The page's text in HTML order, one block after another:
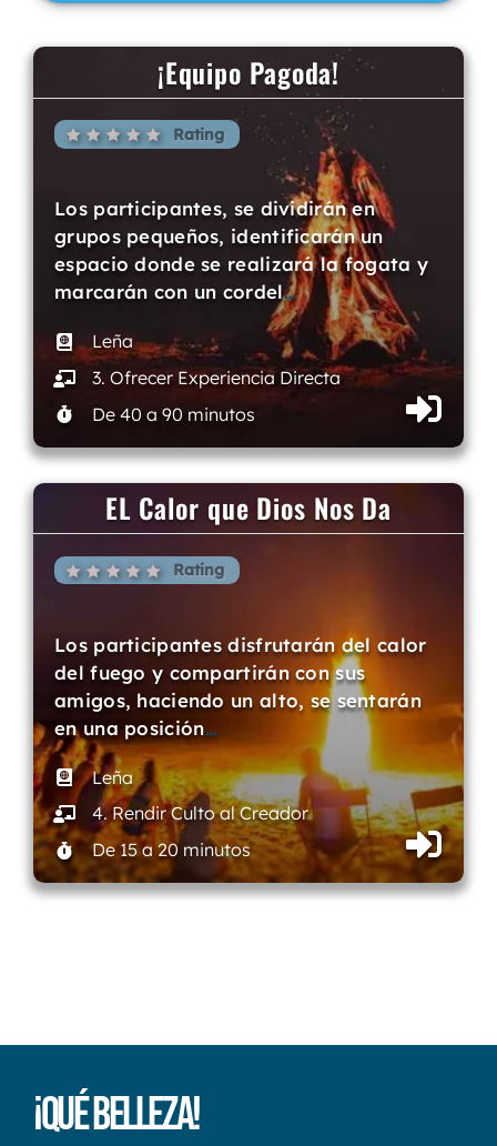
¡Equipo Pagoda!
Rating
Los participantes, se dividirán en
grupos pequeños, identificarán un
espacio donde se realizará la fogata y
marcarán con un cordel…
Leña
3. Ofrecer Experiencia Directa
De 40 a 90 minutos
EL Calor que Dios Nos Da
Rating
Los participantes disfrutarán del calor
del fuego y compartirán con sus
amigos, haciendo un alto, se sentarán
en una posición…
Leña
4. Rendir Culto al Creador
De 15 a 20 minutos
¡Qué Belleza!